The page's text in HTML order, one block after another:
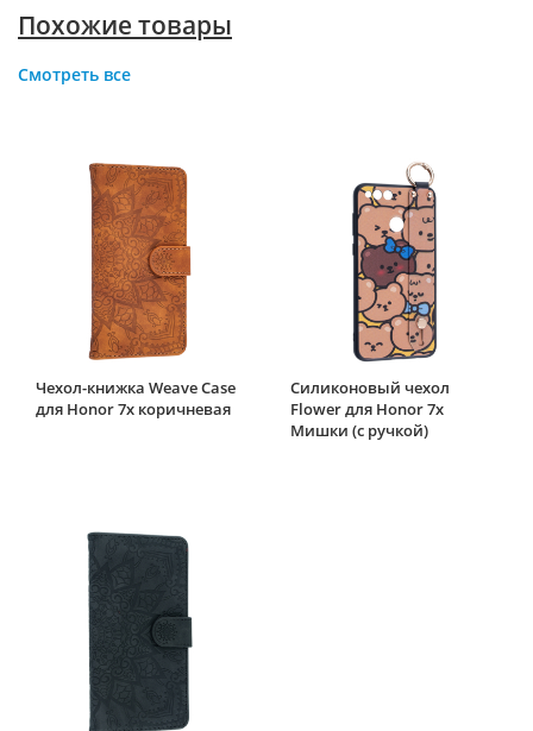
Похожие товары
Смотреть все
Чехол-книжка Weave Case
для Honor 7x коричневая
Силиконовый чехол
Flower для Honor 7x
Мишки (с ручкой)